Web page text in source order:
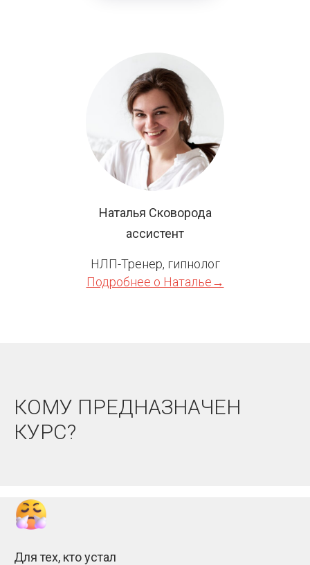
Наталья Сковорода
ассистент
НЛП-Тренер, гипнолог
Подробнее о Наталье→
КОМУ ПРЕДНАЗНАЧЕН
КУРС?
Для тех, кто устал